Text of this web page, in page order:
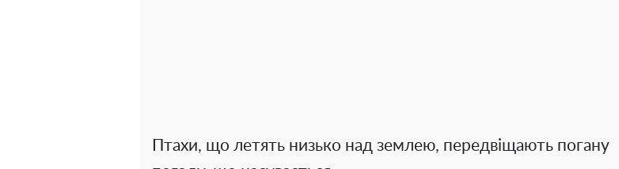
Птахи, що летять низько над землею, передвіщають погану